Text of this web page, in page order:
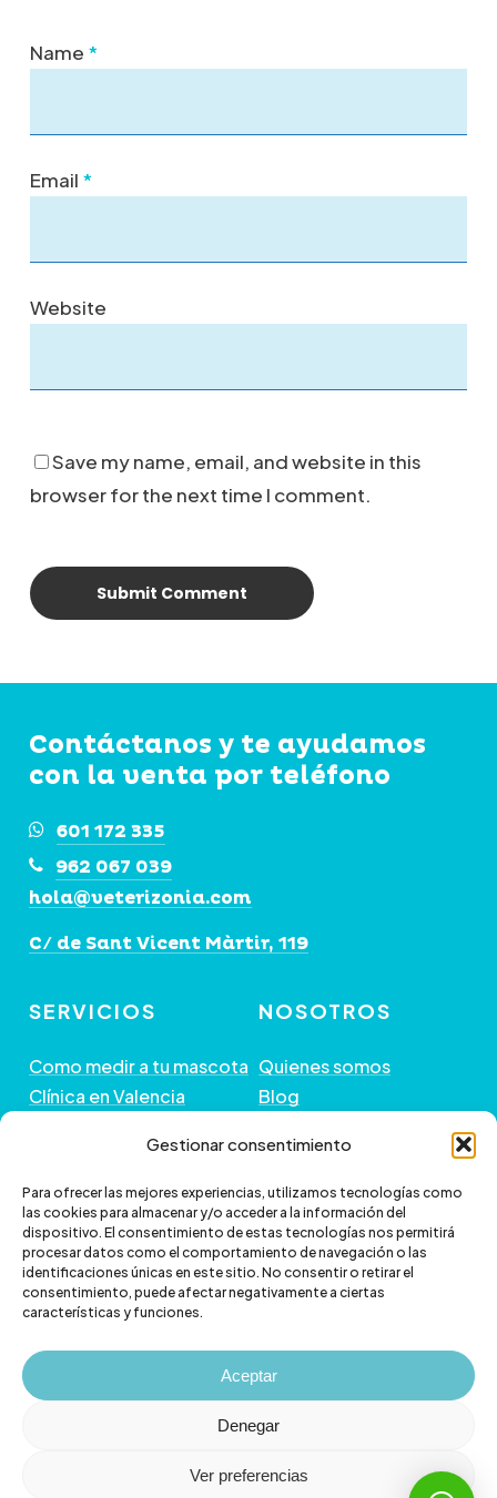
Gestionar consentimiento
Para ofrecer las mejores experiencias, utilizamos tecnologías como
las cookies para almacenar y/o acceder a la información del
dispositivo. El consentimiento de estas tecnologías nos permitirá
procesar datos como el comportamiento de navegación o las
identificaciones únicas en este sitio. No consentir o retirar el
consentimiento, puede afectar negativamente a ciertas
características y funciones.
Aceptar
Denegar
Ver preferencias
Name *
Email *
Website
Save my name, email, and website in this
browser for the next time I comment.
Contáctanos y te ayudamos
con la venta por teléfono
601 172 335
962 067 039
hola@veterizonia.com
C/ de Sant Vicent Màrtir, 119
SERVICIOS
Como medir a tu mascota
Clínica en Valencia
NOSOTROS
Quienes somos
Blog
GUÍA DE COMPRA
Preguntas frecuentes
Paga a plazos con Klarna
Paga a plazos con
scalapay
+ INFORMACIÓN
Política de envío
Cambios y devoluciones
Política de Privacidad